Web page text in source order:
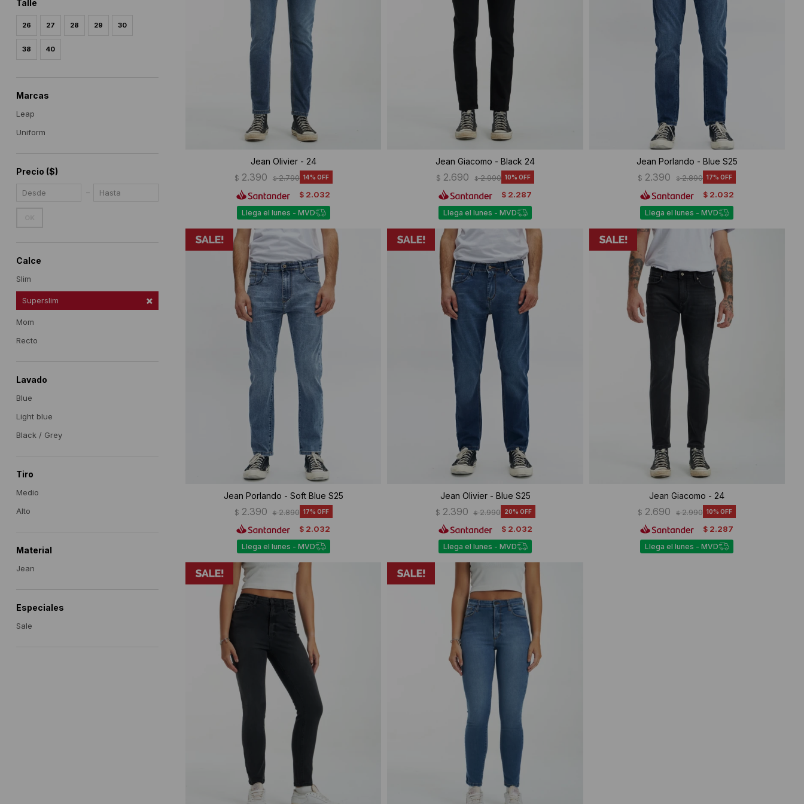
Jean Olivier - 24
$ 2.390 $ 2.790 14
$ 2.032
Llega el lunes - MVD
Jean Giacomo - Black 24
$ 2.690 $ 2.990 10
$ 2.287
Llega el lunes - MVD
Jean Porlando - Blue S25
$ 2.390 $ 2.890 17
$ 2.032
Llega el lunes - MVD
Jean Porlando - Soft Blue S25
$ 2.390 $ 2.890 17
$ 2.032
Llega el lunes - MVD
Jean Olivier - Blue S25
$ 2.390 $ 2.990 20
$ 2.032
Llega el lunes - MVD
Jean Giacomo - 24
$ 2.690 $ 2.990 10
$ 2.287
Llega el lunes - MVD
Talle
26 27 28 29 30
38 40
Marcas
Leap
Uniform
Precio ($)
Calce
Slim
Superslim
Mom
Recto
Lavado
Blue
Light blue
Black / Grey
Tiro
Medio
Alto
Material
Jean
Especiales
Sale